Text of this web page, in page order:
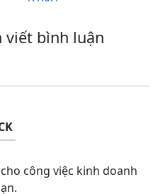
viết bình luận
công việc kinh doanh